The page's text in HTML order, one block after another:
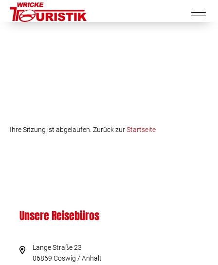
Ihre Sitzung ist abgelaufen. Zurück zurStartseite
Unsere Reisebüros
Lange Straße 23
06869 Coswig / Anhalt